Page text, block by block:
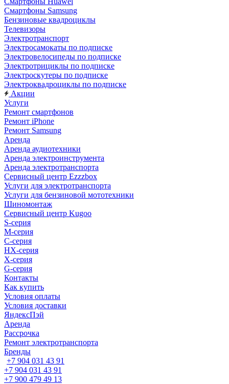
Смартфоны Samsung
Бензиновые квадроциклы
Телевизоры
Электротранспорт
Электросамокаты по подписке
Электровелосипеды по подписке
Электротрициклы по подписке
Электроскутеры по подписке
Электроквадроциклы по подписке
Акции
Услуги
Ремонт смартфонов
Ремонт iPhone
Ремонт Samsung
Аренда
Аренда аудиотехники
Аренда электроинструмента
Аренда электротранспорта
Сервисный центр Ezzzbox
Услуги для электротранспорта
Услуги для бензиновой мототехники
Шиномонтаж
Сервисный центр Kugoo
S-cерия
M-серия
С-серия
HX-серия
X-серия
G-серия
Контакты
Как купить
Условия оплаты
Условия доставки
ЯндексПэй
Аренда
Рассрочка
Ремонт электротранспорта
Бренды
+7 904 031 43 91
+7 904 031 43 91
+7 900 479 49 13